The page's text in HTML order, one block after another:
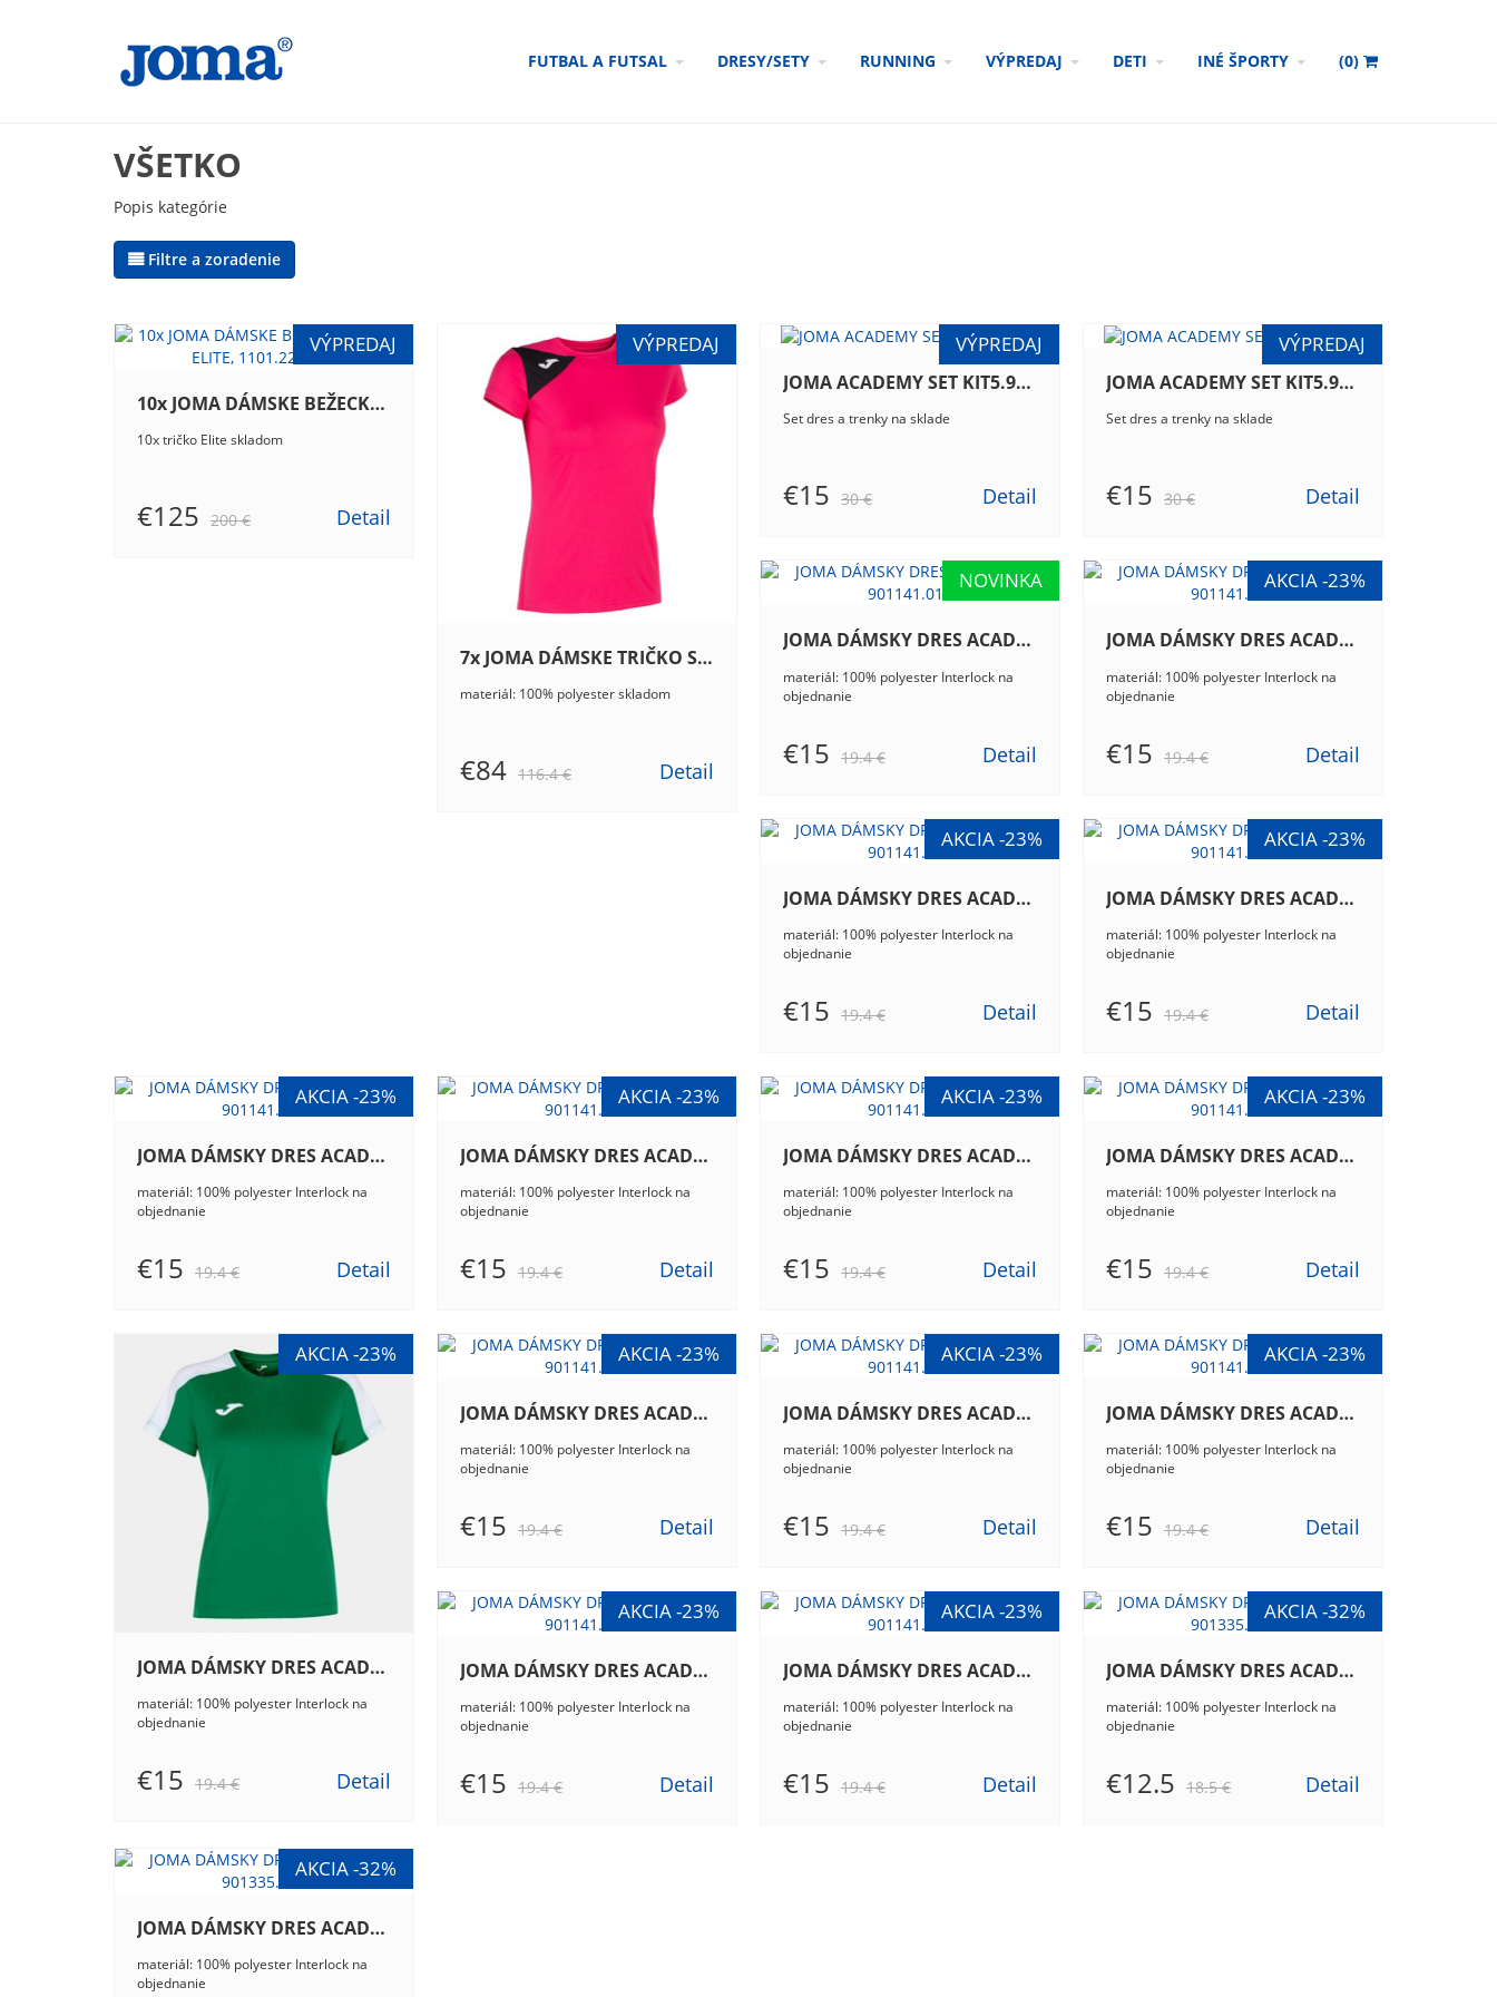
FUTBAL A FUTSAL DRESY/SETY RUNNING VÝPREDAJ DETI INÉ ŠPORTY (0)
VŠETKO
Popis kategórie
Filtre a zoradenie
10x JOMA DÁMSKE BEŽECKÉ TRIČKO ELITE, 1101.22.2013
10x tričko Elite skladom
€125 200 € Detail
7x JOMA DÁMSKE TRIČKO SPIKE II, 900868.501
materiál: 100% polyester skladom
€84 116.4 € Detail
JOMA ACADEMY SET KIT5.981.05
Set dres a trenky na sklade
€15 30 € Detail
JOMA ACADEMY SET KIT5.981.07
Set dres a trenky na sklade
€15 30 € Detail
JOMA DÁMSKY DRES ACADEMY III 901141.013
materiál: 100% polyester Interlock na
objednanie
€15 19.4 € Detail
JOMA DÁMSKY DRES ACADEMY III 901141.041
materiál: 100% polyester Interlock na
objednanie
€15 19.4 € Detail
JOMA DÁMSKY DRES ACADEMY III 901141.061
materiál: 100% polyester Interlock na
objednanie
€15 19.4 € Detail
JOMA DÁMSKY DRES ACADEMY III 901141.102
materiál: 100% polyester Interlock na
objednanie
€15 19.4 € Detail
JOMA DÁMSKY DRES ACADEMY III 901141.200
materiál: 100% polyester Interlock na
objednanie
€15 19.4 € Detail
JOMA DÁMSKY DRES ACADEMY III 901141.206
materiál: 100% polyester Interlock na
objednanie
€15 19.4 € Detail
JOMA DÁMSKY DRES ACADEMY III 901141.207
materiál: 100% polyester Interlock na
objednanie
€15 19.4 € Detail
JOMA DÁMSKY DRES ACADEMY III 901141.332
materiál: 100% polyester Interlock na
objednanie
€15 19.4 € Detail
JOMA DÁMSKY DRES ACADEMY III 901141.452
materiál: 100% polyester Interlock na
objednanie
€15 19.4 € Detail
JOMA DÁMSKY DRES ACADEMY III 901141.601
materiál: 100% polyester Interlock na
objednanie
€15 19.4 € Detail
JOMA DÁMSKY DRES ACADEMY III 901141.602
materiál: 100% polyester Interlock na
objednanie
€15 19.4 € Detail
JOMA DÁMSKY DRES ACADEMY III 901141.702
materiál: 100% polyester Interlock na
objednanie
€15 19.4 € Detail
JOMA DÁMSKY DRES ACADEMY III 901141.881
materiál: 100% polyester Interlock na
objednanie
€15 19.4 € Detail
JOMA DÁMSKY DRES ACADEMY III 901141.901
materiál: 100% polyester Interlock na
objednanie
€15 19.4 € Detail
JOMA DÁMSKY DRES ACADEMY IV 901335.063
materiál: 100% polyester Interlock na
objednanie
€12.5 18.5 € Detail
JOMA DÁMSKY DRES ACADEMY IV 901335.102
materiál: 100% polyester Interlock na
objednanie